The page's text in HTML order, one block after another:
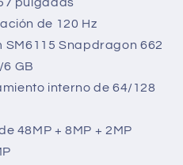
de 120 Hz
Snapdragon 662
GB
interno de 64/128
48MP + 8MP + 2MP